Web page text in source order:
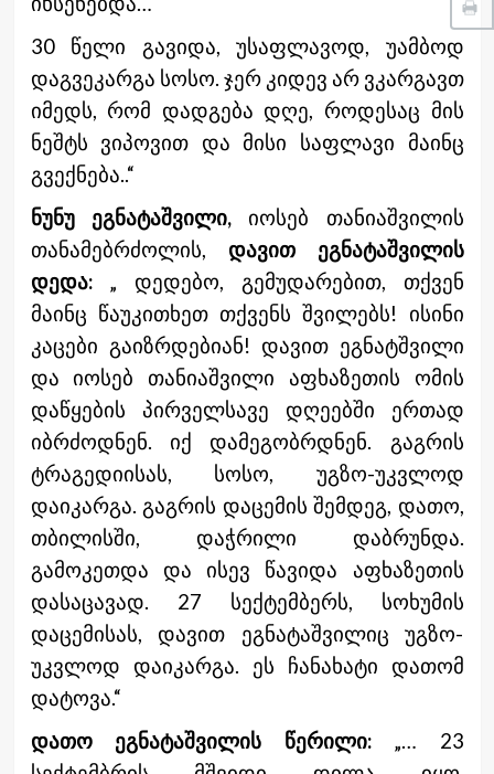
30 წელი გავიდა, უსაფლავოდ, უამბოდ
დაგვეკარგა სოსო. ჯერ კიდევ არ ვკარგავთ
იმედს, რომ დადგება დღე, როდესაც მის
ნეშტს ვიპოვით და მისი საფლავი მაინც
გვექნება..“
ნუნუ ეგნატაშვილი,იოსებ თანიაშვილის
თანამებრძოლის, დავით ეგნატაშვილის
დედა:„ დედებო, გემუდარებით, თქვენ
მაინც წაუკითხეთ თქვენს შვილებს! ისინი
კაცები გაიზრდებიან! დავით ეგნატშვილი
და იოსებ თანიაშვილი აფხაზეთის ომის
დაწყების პირველსავე დღეებში ერთად
იბრძოდნენ. იქ დამეგობრდნენ. გაგრის
ტრაგედიისას, სოსო, უგზო-უკვლოდ
დაიკარგა. გაგრის დაცემის შემდეგ, დათო,
თბილისში, დაჭრილი დაბრუნდა.
გამოკეთდა და ისევ წავიდა აფხაზეთის
დასაცავად. 27 სექტემბერს, სოხუმის
დაცემისას, დავით ეგნატაშვილიც უგზო-
უკვლოდ დაიკარგა. ეს ჩანახატი დათომ
დატოვა.“
დათო ეგნატაშვილის წერილი:„… 23